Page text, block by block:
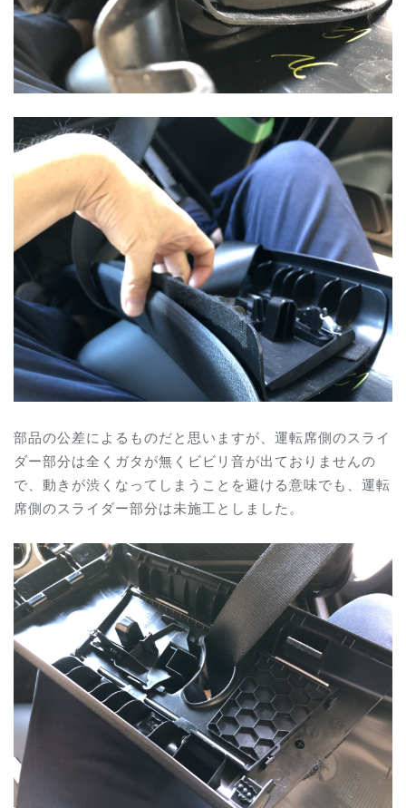
部品の公差によるものだと思いますが、運転席側のスライ
ダー部分は全くガタが無くビビリ音が出ておりませんの
で、動きが渋くなってしまうことを避ける意味でも、運転
席側のスライダー部分は未施工としました。